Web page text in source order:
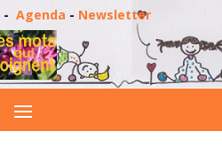
- Agenda - Newsletter